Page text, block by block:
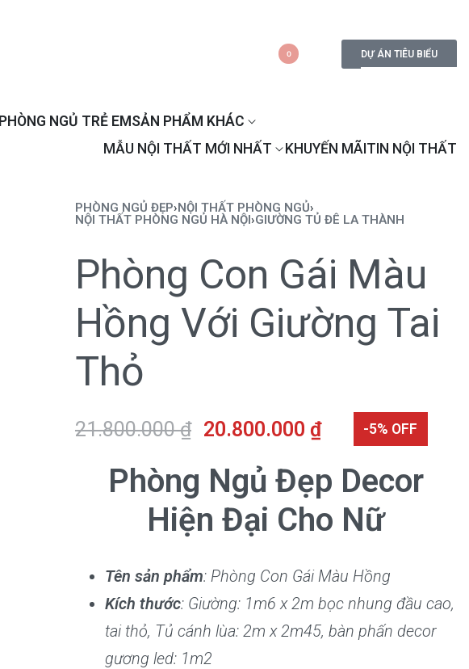
0 DỰ ÁN TIÊU BIỂU
PHÒNG NGỦ TRẺ EM SẢN PHẨM KHÁC
MẪU NỘI THẤT MỚI NHẤT
KHUYẾN MÃI TIN NỘI THẤT
PHÒNG NGỦ ĐẸP›NỘI THẤT PHÒNG NGỦ›
NỘI THẤT PHÒNG NGỦ HÀ NỘI›GIƯỜNG TỦ ĐÊ LA THÀNH
Phòng Con Gái Màu
Hồng Với Giường Tai
Thỏ
21.800.000₫ 20.800.000 ₫ -5% OFF
Phòng Ngủ Đẹp Decor
Hiện Đại Cho Nữ
Tên sản phẩm: Phòng Con Gái Màu Hồng
Kích thước: Giường: 1m6 x 2m bọc nhung đầu cao,
tai thỏ, Tủ cánh lùa: 2m x 2m45, bàn phấn decor
gương led: 1m2